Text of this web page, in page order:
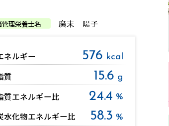
管理栄養士名 廣末 陽子
ネルギー 576 kcal
質 15.6 g
質エネルギー比 24.4 %
水化物エネルギー比 58.3 %